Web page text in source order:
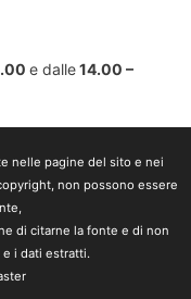
e dalle14.00 –
nelle pagine del sito e nei
non possono essere
di citarne la fonte e di non
i dati estratti.